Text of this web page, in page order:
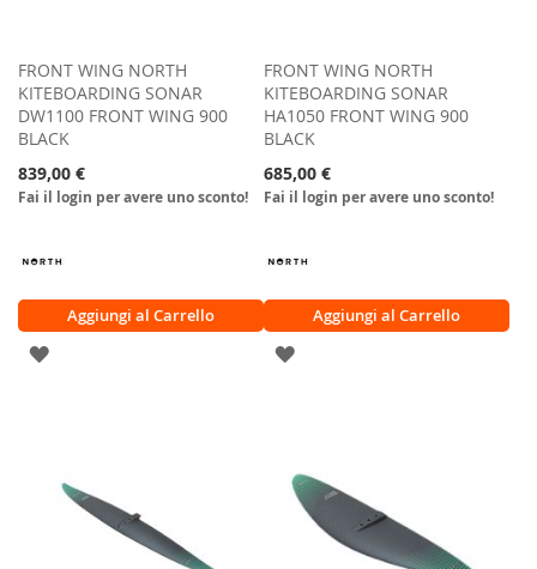
FRONT WING NORTH
KITEBOARDING SONAR
DW1100 FRONT WING 900
BLACK
839,00 €
Fai il login per avere uno sconto!
Aggiungi al Carrello
AGGIUNGI
DESIDERI
FRONT WING NORTH
KITEBOARDING SONAR
HA1050 FRONT WING 900
BLACK
685,00 €
Fai il login per avere uno sconto!
Aggiungi al Carrello
AGGIUNGI
DESIDERI